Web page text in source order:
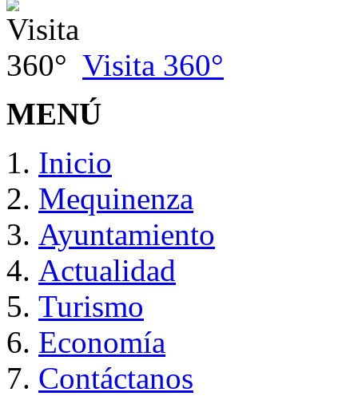
Visita 360°
MENÚ
Inicio
Mequinenza
Ayuntamiento
Actualidad
Turismo
Economía
Contáctanos